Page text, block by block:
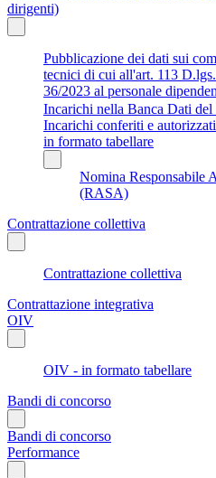
dirigenti)
Pubblicazione dei dati sui
tecnici di cui all'art. 113
36/2023 al personale
Incarichi nella Banca Dati del
Incarichi conferiti e
in formato tabellare
Nomina Responsabile
(RASA)
Contrattazione collettiva
Contrattazione collettiva
Contrattazione integrativa
OIV
OIV - in formato tabellare
Bandi di concorso
Bandi di concorso
Performance